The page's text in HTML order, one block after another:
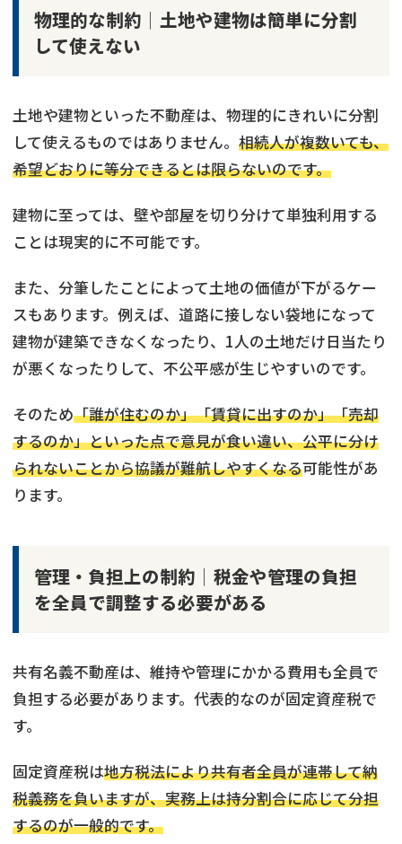
物理的な制約│土地や建物は簡単に分割
して使えない
土地や建物といった不動産は、物理的にきれいに分割
して使えるものではありません。 相続人が複数いても、
希望どおりに等分できるとは限らないのです。
建物に至っては、壁や部屋を切り分けて単独利用する
ことは現実的に不可能です。
また、分筆したことによって土地の価値が下がるケー
スもあります。例えば、道路に接しない袋地になって
建物が建築できなくなったり、1人の土地だけ日当たり
が悪くなったりして、不公平感が生じやすいのです。
そのため「誰が住むのか」「賃貸に出すのか」「売却
するのか」といった点で意見が食い違い、公平に分け
られないことから協議が難航しやすくなる可能性があ
ります。
管理・負担上の制約│税金や管理の負担
を全員で調整する必要がある
共有名義不動産は、維持や管理にかかる費用も全員で
負担する必要があります。代表的なのが固定資産税で
す。
固定資産税は地方税法により共有者全員が連帯して納
税義務を負いますが、実務上は持分割合に応じて分担
するのが一般的です。